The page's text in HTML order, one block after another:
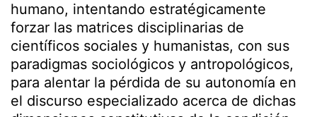
humano, intentando estratégicamente
forzar las matrices disciplinarias de
científicos sociales y humanistas, con sus
paradigmas sociológicos y antropológicos,
para alentar la pérdida de su autonomía en
el discurso especializado acerca de dichas